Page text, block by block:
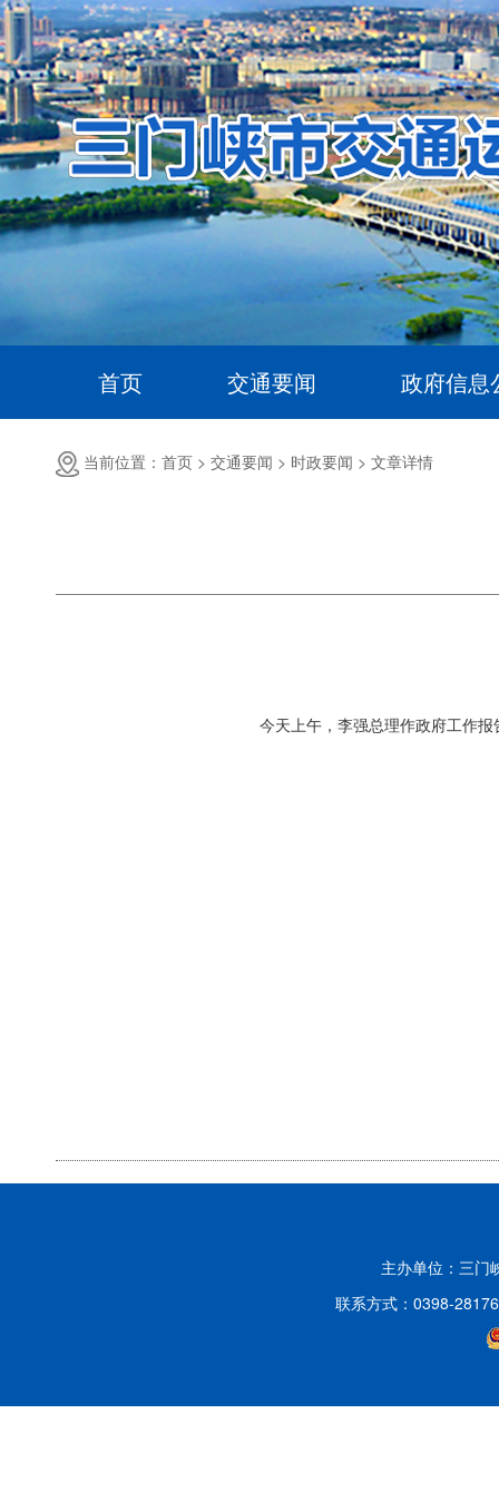
首页 交通要闻 政府信息
当前位置：首页 > 交通要闻 > 时政要闻 > 文章详情
今天上午，李强总理作政府工作
主办单位：三
联系方式：0398-